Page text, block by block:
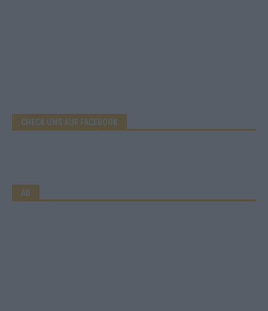
CHECK UNS AUF FACEBOOK
AD